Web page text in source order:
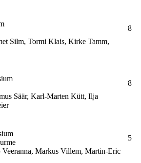
Silm, Tormi Klais, Kirke Tamm,
8
Säär, Karl-Marten Kütt, Ilja
8
Markus Villem, Martin-Eric
5